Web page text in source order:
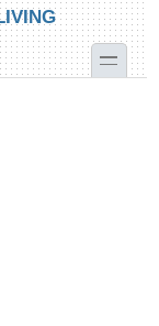
toggle